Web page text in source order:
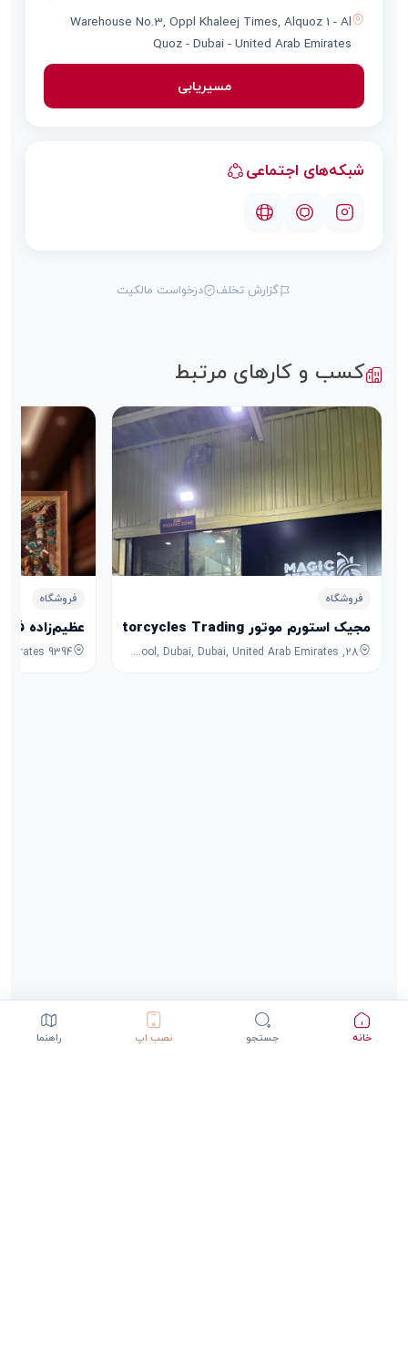
Warehouse No.3, Oppl Khaleej Times, Alquoz 1 - Al
Quoz - Dubai - United Arab Emirates
مسیریابی
شبکه‌های اجتماعی
گزارش تخلف درخواست مالکیت
کسب و کارهای مرتبط
فروشگاه
مجیک استورم موتور Magic Storm Motorcycles Trading
28, 7B Street, Umm Ramool, Dubai, Dubai, United Arab Emirates
فروشگاه
عظیم‌زاده
خانه جستجو نصب اپ راهنما